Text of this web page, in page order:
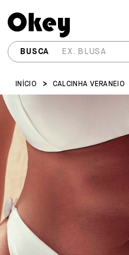
INÍCIO CALCINHA VERANEIO